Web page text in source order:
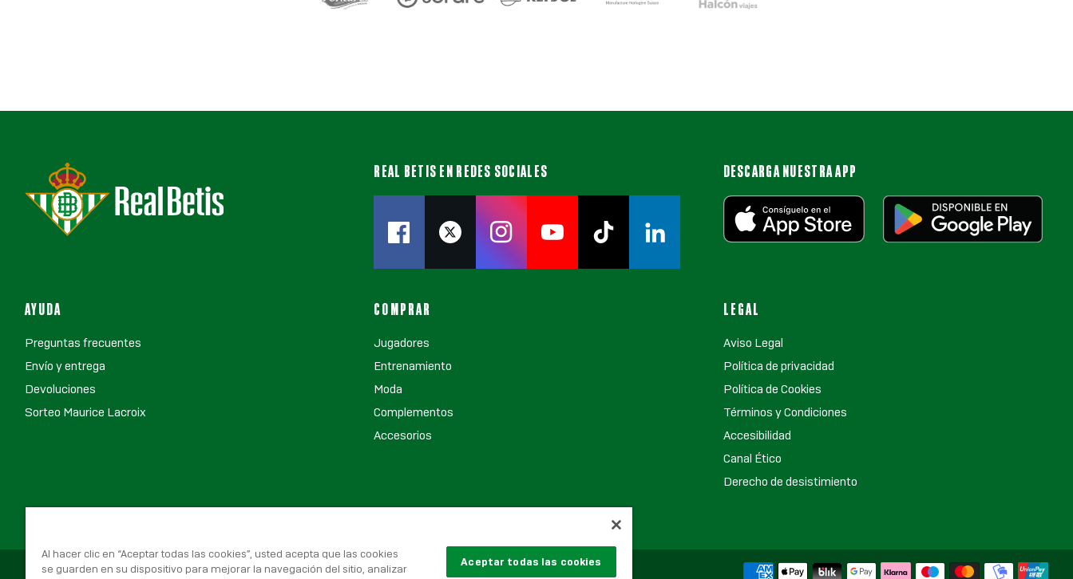
REAL BETIS EN REDES SOCIALES DESCARGA NUESTRA APP
AYUDA
Preguntas frecuentes
Envío y entrega
Devoluciones
Sorteo Maurice Lacroix
COMPRAR
Jugadores
Entrenamiento
Moda
Complementos
Accesorios
LEGAL
Aviso Legal
Política de privacidad
Política de Cookies
Términos y Condiciones
Accesibilidad
Canal Ético
Derecho de desistimiento
Al hacer clic en “Aceptar todas las cookies”, usted acepta que las cookies
se guarden en su dispositivo para mejorar la navegación del sitio, analizar
Aceptar todas las cookies